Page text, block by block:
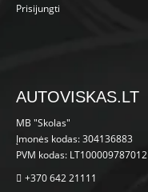
Prisijungti
AUTOVISKAS.LT
MB "Skolas"
Įmonės kodas: 304136883
PVM kodas: LT100009787012
+370 642 21111